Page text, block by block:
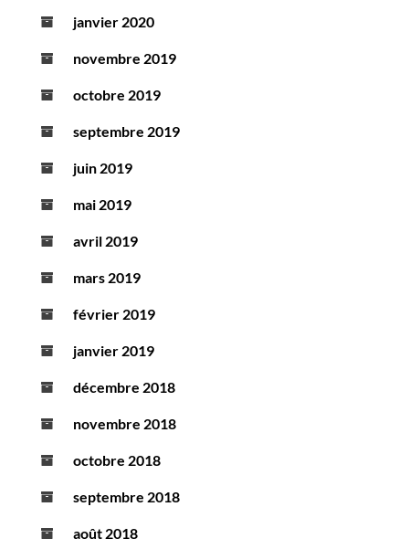
janvier 2020
novembre 2019
octobre 2019
septembre 2019
juin 2019
mai 2019
avril 2019
mars 2019
février 2019
janvier 2019
décembre 2018
novembre 2018
octobre 2018
septembre 2018
août 2018